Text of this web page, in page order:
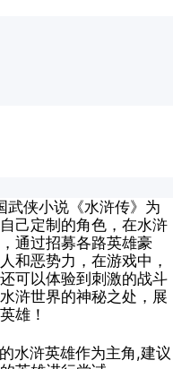
武侠小说《水浒传》为
己定制的角色，在水浒
通过招募各路英雄豪
和恶势力，在游戏中，
可以体验到刺激的战斗
浒世界的神秘之处，展
雄！
水浒英雄作为主角,建议